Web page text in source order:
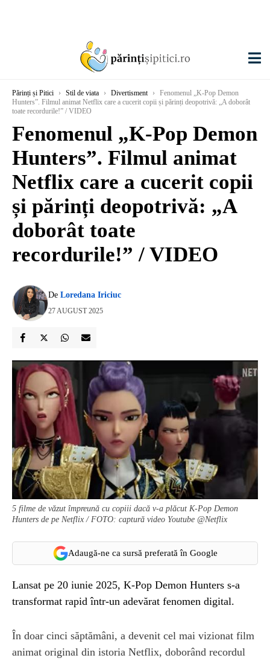
Părinți și Pitici › Stil de viata › Divertisment ›
Fenomenul „K-Pop Demon
Hunters”. Filmul animat Netflix care a cucerit copii și părinți deopotrivă: „A doborât
toate recordurile!” / VIDEO
Fenomenul „K-Pop Demon
Hunters”. Filmul animat
Netflix care a cucerit copii
și părinți deopotrivă: „A
doborât toate
recordurile!” / VIDEO
De Loredana Iriciuc
27 AUGUST 2025
5 filme de văzut împreună cu copiii dacă v-a plăcut K-Pop Demon
Hunters de pe Netflix / FOTO: captură video Youtube @Netflix
Adaugă-ne ca sursă preferată în Google
Lansat pe 20 iunie 2025, K-Pop Demon Hunters s-a
transformat rapid într-un adevărat fenomen digital.
În doar cinci săptămâni, a devenit cel mai vizionat film
animat original din istoria Netflix, doborând recordul